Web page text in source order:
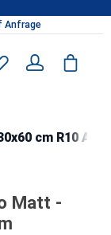
cm R10 A +
5 Sternen
Matt -